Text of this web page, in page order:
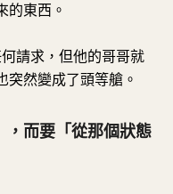
的東西。
請求，但他的哥哥就
突然變成了頭等艙。
，而要「從那個狀態